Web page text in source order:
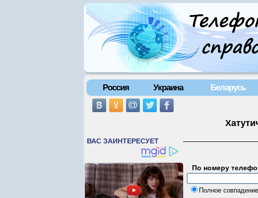
Россия Украина Беларусь
По номеру
Полное совпадение